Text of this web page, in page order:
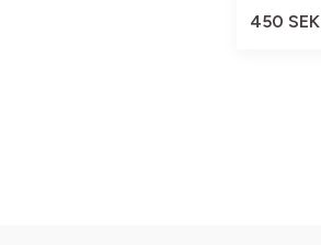
450 SEK